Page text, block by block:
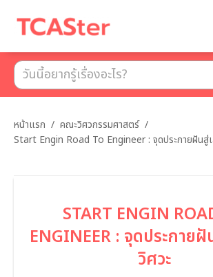
หน้าแรก / คณะวิศวกรรมศาสตร์ /
Start Engin Road To Engineer : จุดประกายฝันสู่
START ENGIN
ENGINEER : จุดประกาย
วิศวะ